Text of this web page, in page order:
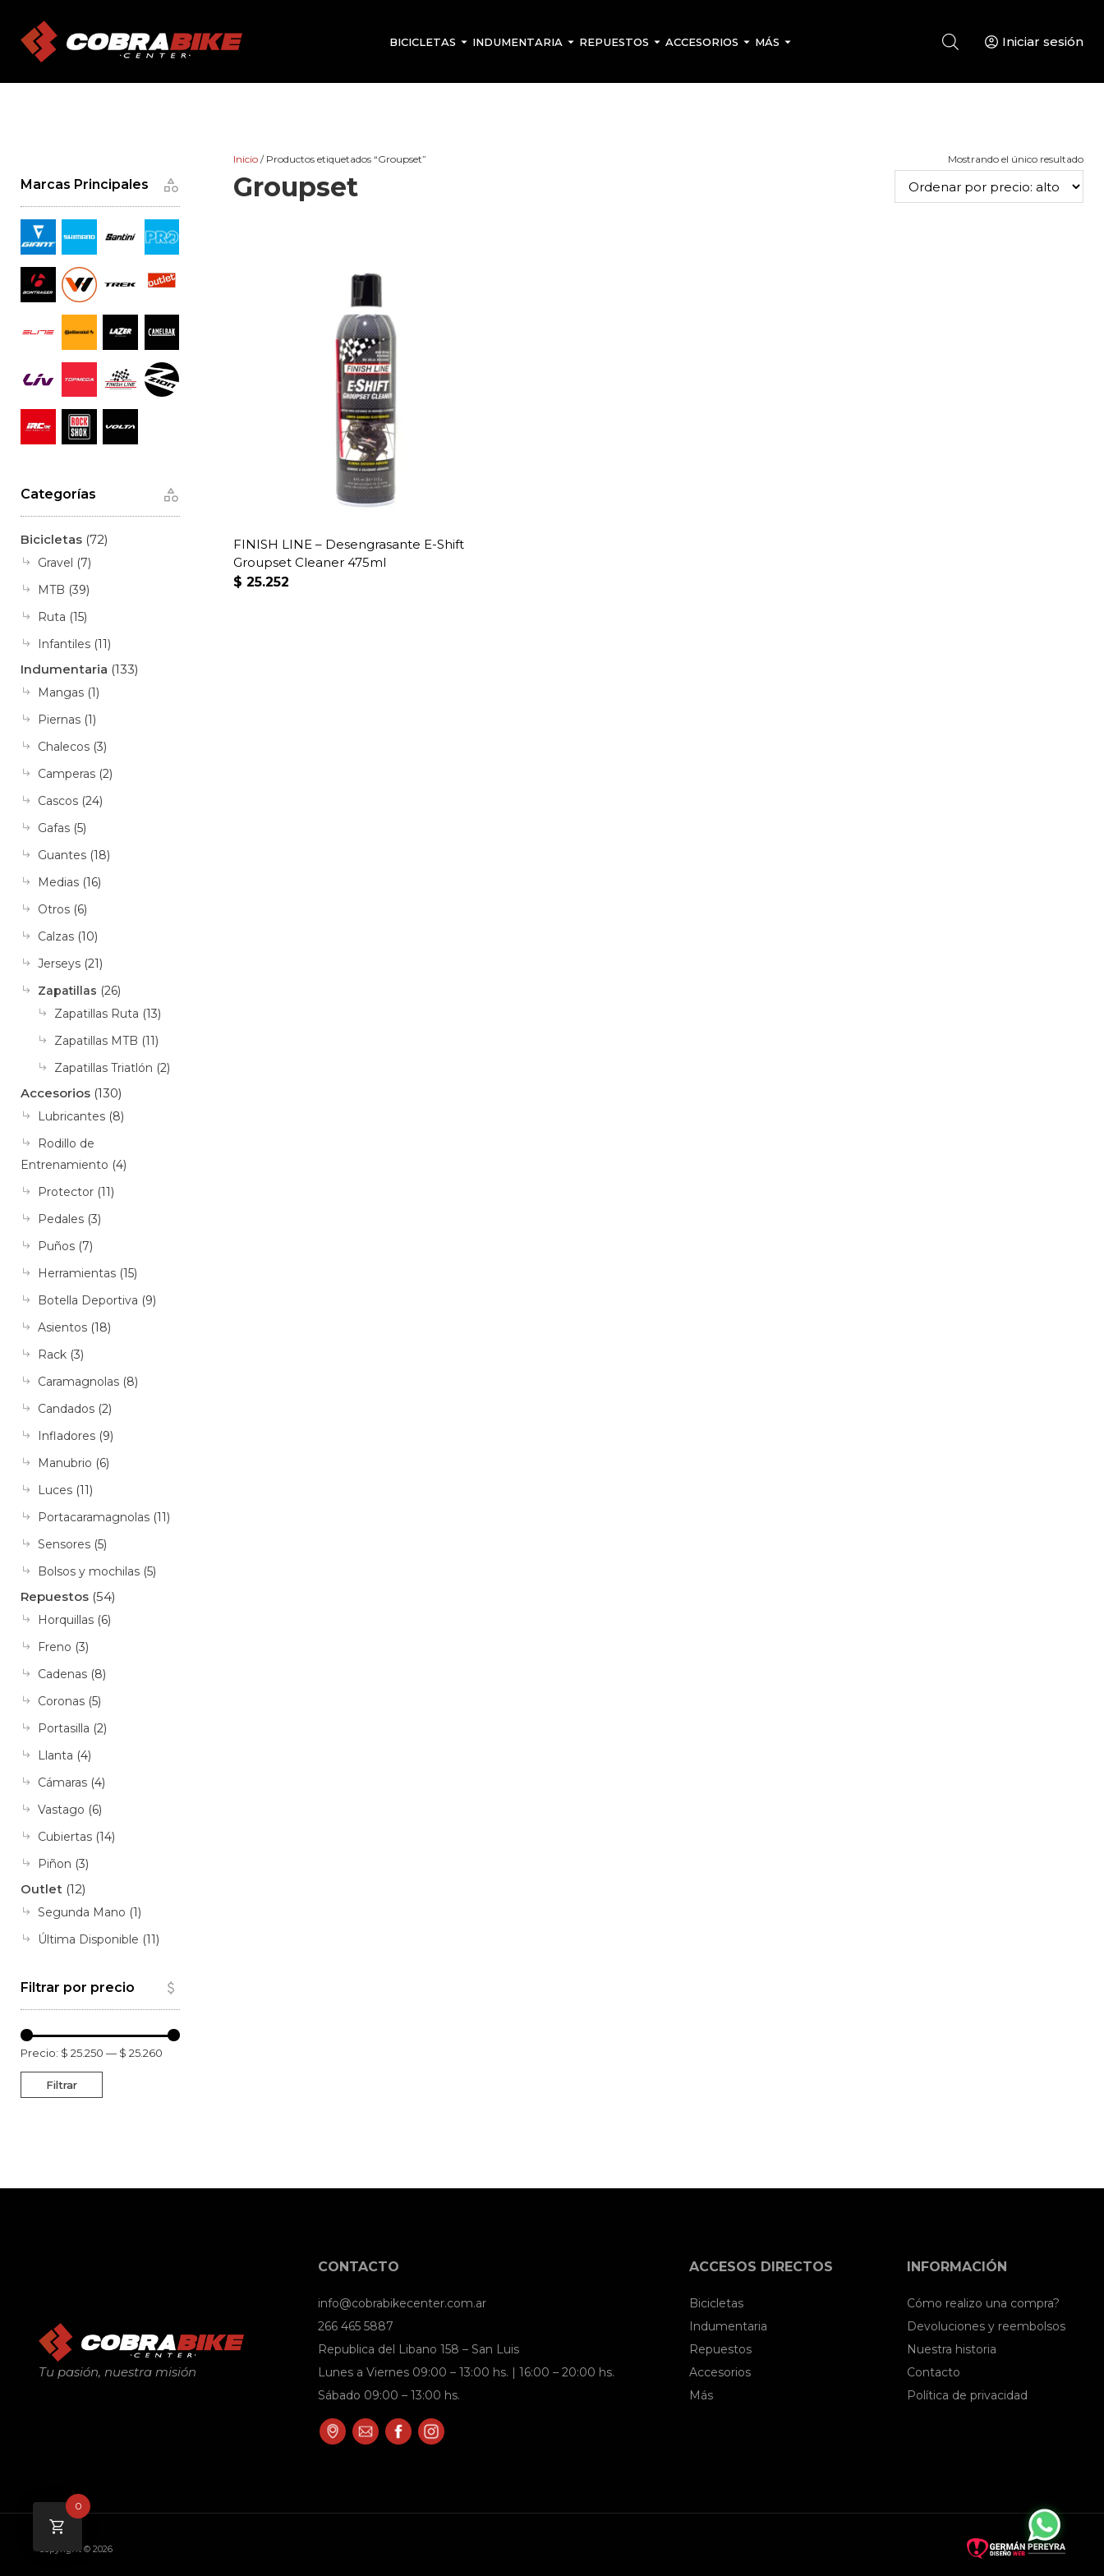
content
BICICLETAS INDUMENTARIA REPUESTOS ACCESORIOS MÁS Iniciar sesión
Inicio/ Productos etiquetados “Groupset”
Groupset
Mostrando el único resultado
FINISH LINE – Desengrasante E-Shift
Groupset Cleaner 475ml
$ 25.252
Marcas Principales
Categorías
Bicicletas (72)
Gravel (7)
MTB (39)
Ruta (15)
Infantiles (11)
Indumentaria (133)
Mangas (1)
Piernas (1)
Chalecos (3)
Camperas (2)
Cascos (24)
Gafas (5)
Guantes (18)
Medias (16)
Otros (6)
Calzas (10)
Jerseys (21)
Zapatillas (26)
Zapatillas Ruta (13)
Zapatillas MTB (11)
Zapatillas Triatlón (2)
Accesorios (130)
Lubricantes (8)
Rodillo de
Entrenamiento (4)
Protector (11)
Pedales (3)
Puños (7)
Herramientas (15)
Botella Deportiva (9)
Asientos (18)
Rack (3)
Caramagnolas (8)
Candados (2)
Infladores (9)
Manubrio (6)
Luces (11)
Portacaramagnolas (11)
Sensores (5)
Bolsos y mochilas (5)
Repuestos (54)
Horquillas (6)
Freno (3)
Cadenas (8)
Coronas (5)
Portasilla (2)
Llanta (4)
Cámaras (4)
Vastago (6)
Cubiertas (14)
Piñon (3)
Outlet (12)
Segunda Mano (1)
Última Disponible (11)
Filtrar por precio
Filtrar
Precio: $ 25.250 — $ 25.260
Tu pasión, nuestra misión
CONTACTO
info@cobrabikecenter.com.ar
266 465 5887
Republica del Libano 158 – San Luis
Lunes a Viernes 09:00 – 13:00 hs. | 16:00 – 20:00 hs.
Sábado 09:00 – 13:00 hs.
ACCESOS DIRECTOS
Bicicletas
Indumentaria
Repuestos
Accesorios
Más
INFORMACIÓN
Cómo realizo una compra?
Devoluciones y reembolsos
Nuestra historia
Contacto
Política de privacidad
Copyright © 2026
0